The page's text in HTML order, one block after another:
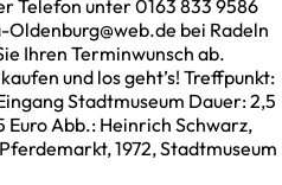
Telefon unter 0163 833 9586
bei Radeln
Ihren Terminwunsch ab.
und los geht’s! Treffpunkt:
Stadtmuseum Dauer: 2,5
Euro Abb.: Heinrich Schwarz,
1972, Stadtmuseum